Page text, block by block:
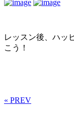
レッスン後、ハッ
こう！
« PREV